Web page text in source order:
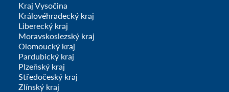
Kraj Vysočina
Královéhradecký kraj
Liberecký kraj
Moravskoslezský kraj
Olomoucký kraj
Pardubický kraj
Plzeňský kraj
Středočeský kraj
Zlínský kraj